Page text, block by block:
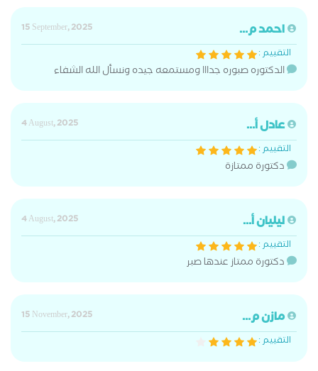
احمد م...
15 September, 2025
التقييم :
الدكتوره صبوره جدااا ومستمعه جيده ونسأل الله الشفاء
عادل أ...
4 August, 2025
التقييم :
دكتورة ممتازة
ليليان أ...
4 August, 2025
التقييم :
دكتورة ممتاز عندها صبر
مازن م...
15 November, 2025
التقييم :